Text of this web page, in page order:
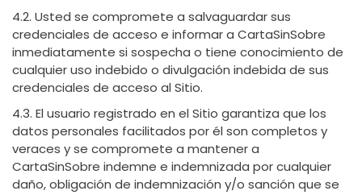
4.2. Usted se compromete a salvaguardar sus
credenciales de acceso e informar a CartaSinSobre
inmediatamente si sospecha o tiene conocimiento de
cualquier uso indebido o divulgación indebida de sus
credenciales de acceso al Sitio.
4.3. El usuario registrado en el Sitio garantiza que los
datos personales facilitados por él son completos y
veraces y se compromete a mantener a
CartaSinSobre indemne e indemnizada por cualquier
daño, obligación de indemnización y/o sanción que se